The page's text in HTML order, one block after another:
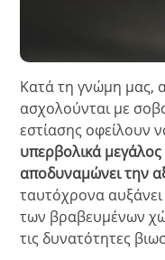
Κατά τη γνώμη μας,
ασχολούνται με
εστίασης οφείλουν
υπερβολικά
αποδυναμώνει την
ταυτόχρονα
των βραβευμένων
τις δυνατότητες